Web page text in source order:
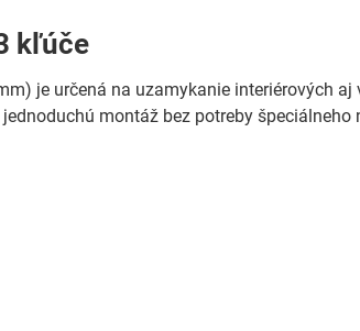
kľúče
je určená na uzamykanie interiérových aj
montáž bez potreby špeciálneho